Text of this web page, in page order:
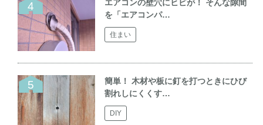
エアコンの壁穴にヒビが！ そんな隙間
を「エアコンパ…
住まい
簡単！ 木材や板に釘を打つときにひび
割れしにくくす…
DIY